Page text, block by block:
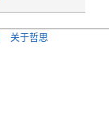
关于哲思